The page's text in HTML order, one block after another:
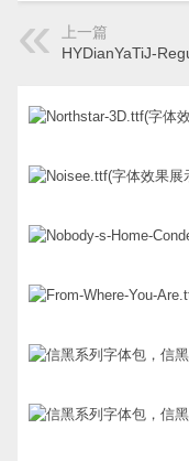
上一篇
HYDianYaTiJ-